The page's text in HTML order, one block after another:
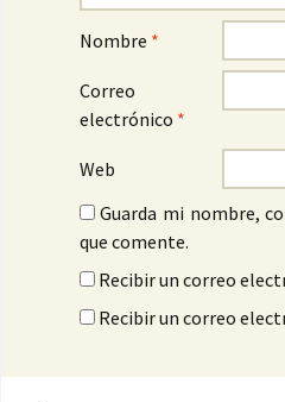
Nombre *
Correo
electrónico *
Web
Guarda mi nombre,
que comente.
Recibir un correo
Recibir un correo